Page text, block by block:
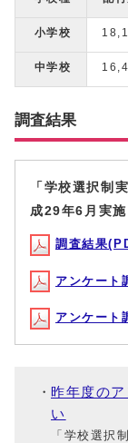
小学校
中学校
調査結果
「学校選択制
成29年6月実
調査結果
アンケート
アンケート
昨年度の
い
「学校選択